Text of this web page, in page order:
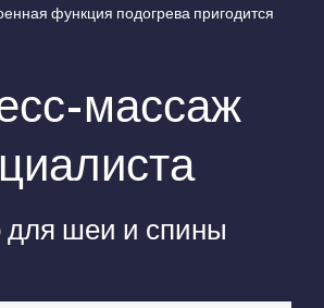
функция подогрева пригодится
массаж
шеи и спины